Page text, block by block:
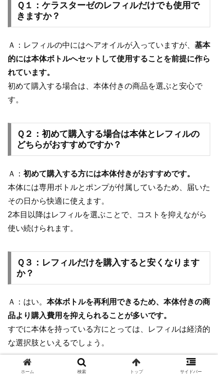
Ｑ１：ケラスターゼのレフィルだけでも使用で
きますか？
Ａ：レフィルの中にはヘアオイルが入っていますが、 基本
的には本体ボトルへセットして使用することを前提に作ら
れています。
初めて購入する場合は、本体付きの商品を選ぶと安心で
す。
Ｑ２：初めて購入する場合は本体とレフィルの
どちらがおすすめですか？
Ａ： 初めて購入する方には本体付きがおすすめです。
本体には専用ボトルとポンプが付属しているため、届いた
その日から快適に使えます。
2本目以降はレフィルを選ぶことで、コストを抑えながら
使い続けられます。
Ｑ３：レフィルだけを購入すると安くなります
か？
Ａ：はい。 本体ボトルを再利用できるため、本体付きの商
品より購入費用を抑えられることが多いです。
すでに本体を持っている方にとっては、レフィルは経済的
な選択肢といえるでしょう。
ホーム 検索 トップ サイドバー